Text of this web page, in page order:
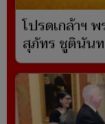
โปรดเกล้าฯ
สุภัทร ชูตินัน